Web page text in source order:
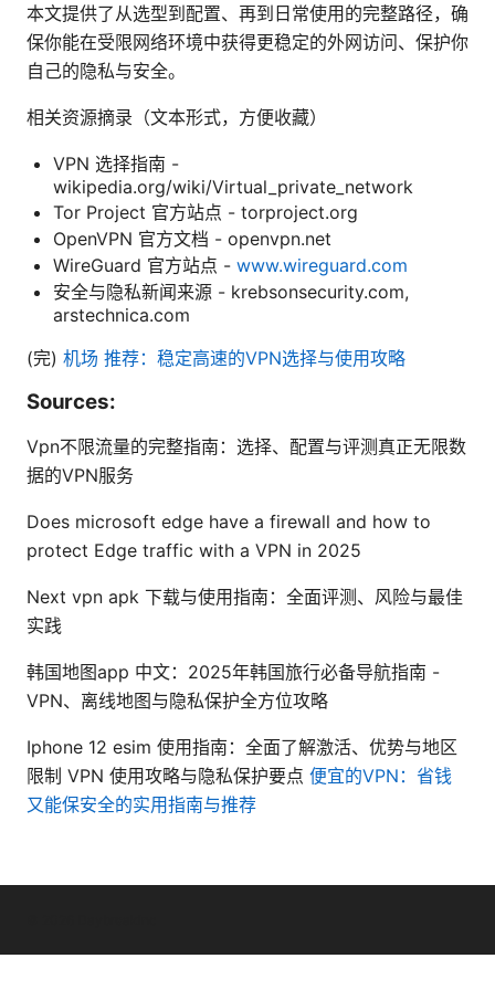
本文提供了从选型到配置、再到日常使用的完整路径，确
保你能在受限网络环境中获得更稳定的外网访问、保护你
自己的隐私与安全。
相关资源摘录（文本形式，方便收藏）
VPN 选择指南 -
wikipedia.org/wiki/Virtual_private_network
Tor Project 官方站点 - torproject.org
OpenVPN 官方文档 - openvpn.net
WireGuard 官方站点 - www.wireguard.com
安全与隐私新闻来源 - krebsonsecurity.com,
arstechnica.com
(完) 机场 推荐：稳定高速的VPN选择与使用攻略
Sources:
Vpn不限流量的完整指南：选择、配置与评测真正无限数
据的VPN服务
Does microsoft edge have a firewall and how to
protect Edge traffic with a VPN in 2025
Next vpn apk 下载与使用指南：全面评测、风险与最佳
实践
韩国地图app 中文：2025年韩国旅行必备导航指南 -
VPN、离线地图与隐私保护全方位攻略
Iphone 12 esim 使用指南：全面了解激活、优势与地区
限制 VPN 使用攻略与隐私保护要点 便宜的VPN：省钱
又能保安全的实用指南与推荐